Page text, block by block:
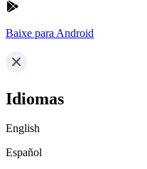
Baixe para Android
Idiomas
English
Español